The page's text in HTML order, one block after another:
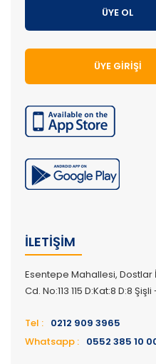
ÜYE OL
ÜYE GIRIŞI
İLETIŞIM
Esentepe Mahallesi, Dostlar
Cd. No:113 115 D:Kat:8 D:8
Tel : 0212 909 3965
Whatsapp : 0552 385 10